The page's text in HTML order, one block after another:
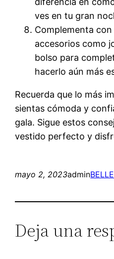
ves en tu gran
Complementa
accesorios como
bolso para
hacerlo aún más
Recuerda que lo más
sientas cómoda y
gala. Sigue estos
vestido perfecto y
mayo 2, 2023admin
Deja una